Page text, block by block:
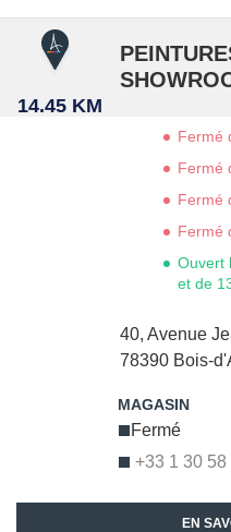
14.45 KM
40, Avenue
78390 Bois-
+33 1 30 58
Fermé
Fermé
Fermé
Fermé
Fermé
Ouvert
et de
EN